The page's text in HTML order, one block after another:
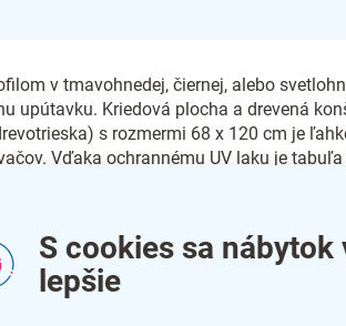
S cookies sa nábytok
lepšie
v tmavohnedej, čiernej, alebo
upútavku. Kriedová plocha a drevená
s rozmermi 68 x 120 cm je
Vďaka ochrannému UV laku je
počasiu